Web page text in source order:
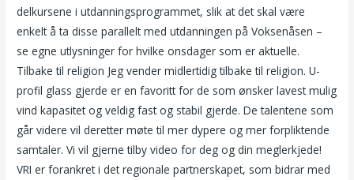
delkursene i utdanningsprogrammet, slik at det skal være
enkelt å ta disse parallelt med utdanningen på Voksenåsen –
se egne utlysninger for hvilke onsdager som er aktuelle.
Tilbake til religion Jeg vender midlertidig tilbake til religion. U-
profil glass gjerde er en favoritt for de som ønsker lavest mulig
vind kapasitet og veldig fast og stabil gjerde. De talentene som
går videre vil deretter møte til mer dypere og mer forpliktende
samtaler. Vi vil gjerne tilby video for deg og din meglerkjede!
VRI er forankret i det regionale partnerskapet, som bidrar med